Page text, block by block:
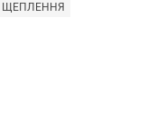
ЩЕПЛЕННЯ